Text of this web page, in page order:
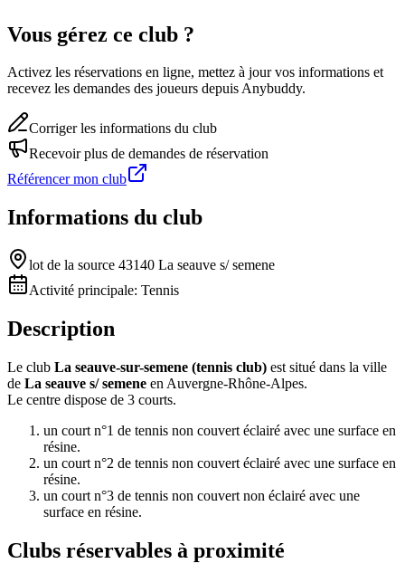
Vous gérez ce club ?
Activez les réservations en ligne, mettez à jour vos informations et
recevez les demandes des joueurs depuis Anybuddy.
Corriger les informations du club
Recevoir plus de demandes de réservation
Référencer mon club
Informations du club
lot de la source 43140 La seauve s/ semene
Activité principale: Tennis
Description
Le club La seauve-sur-semene (tennis club) est situé dans la ville
de La seauve s/ semene en Auvergne-Rhône-Alpes.
Le centre dispose de 3 courts.
un court n°1 de tennis non couvert éclairé avec une surface en
résine.
un court n°2 de tennis non couvert éclairé avec une surface en
résine.
un court n°3 de tennis non couvert non éclairé avec une
surface en résine.
Clubs réservables à proximité